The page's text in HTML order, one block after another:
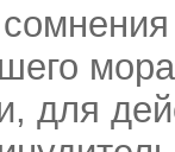
для